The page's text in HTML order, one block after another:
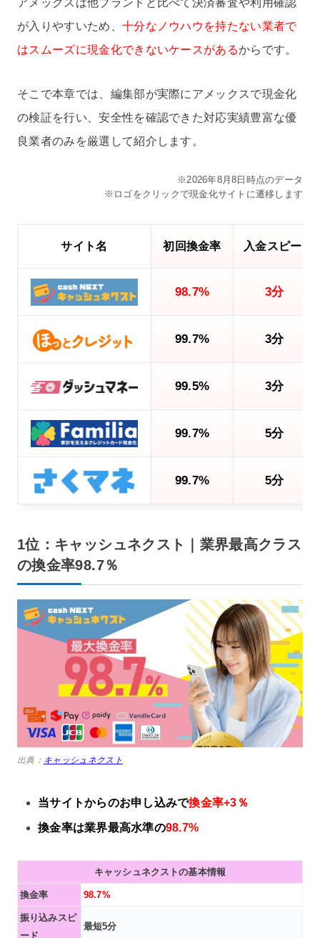
が入りやすいため、 十分なノウハウを持たない業者で
はスムーズに現金化できないケースがあるからです。
そこで本章では、編集部が実際にアメックスで現金化
の検証を行い、安全性を確認できた対応実績豊富な優
良業者のみを厳選して紹介します。
※2026年8月8日時点のデータ
※ロゴをクリックで現金化サイトに遷移します
サイト名 初回換金率 入金スピード
98.7% 3分
99.7% 3分
99.5% 3分
99.7% 5分
99.7% 5分
1位：キャッシュネクスト｜業界最高クラス
の換金率98.7％
出典： キャッシュネクスト
当サイトからのお申し込みで換金率+3％
換金率は業界最高水準の98.7%
キャッシュネクストの基本情報
換金率 98.7%
振り込みスピ
ード
最短5分